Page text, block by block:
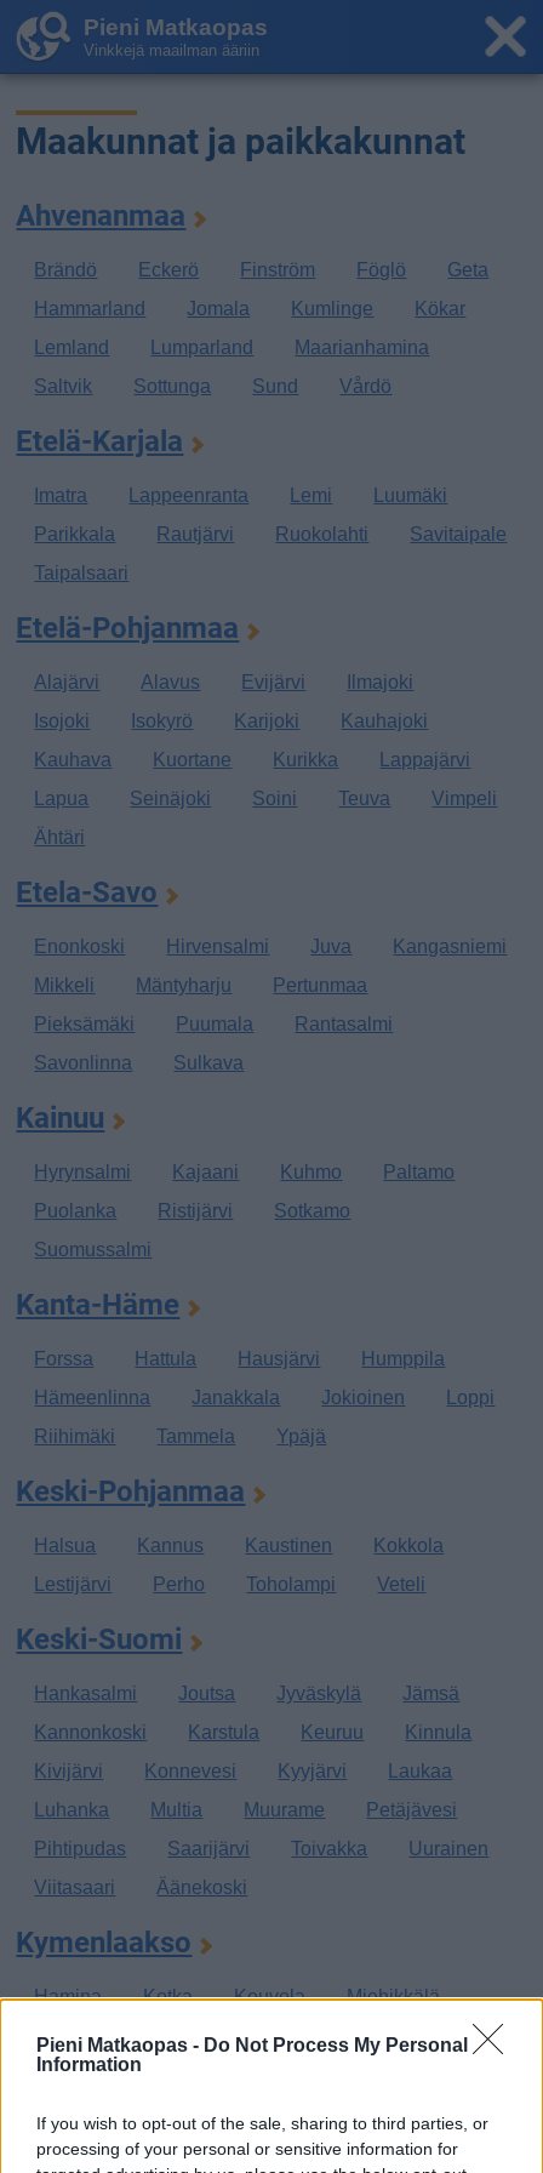
Pieni Matkaopas - Do Not Process My Personal
Information
If you wish to opt-out of the sale, sharing to third parties, or
processing of your personal or sensitive information for
Pieni Matkaopas
Vinkkejä maailman ääriin
Maakunnat ja paikkakunnat
Ahvenanmaa
Brändö Eckerö Finström Föglö
Geta
Hammarland
Jomala Kumlinge
Kökar
Lemland
Lumparland
Maarianhamina
Saltvik
Sottunga Sund Vårdö
Etelä-Karjala
Imatra Lappeenranta Lemi
Luumäki
Parikkala
Rautjärvi Ruokolahti
Savitaipale
Taipalsaari
Etelä-Pohjanmaa
Alajärvi Alavus Evijärvi
Ilmajoki
Isojoki
Isokyrö Karijoki
Kauhajoki
Kauhava
Kuortane Kurikka
Lappajärvi
Lapua
Seinäjoki Soini Teuva
Vimpeli
Ähtäri
Etela-Savo
Enonkoski Hirvensalmi Juva
Kangasniemi
Mikkeli
Mäntyharju
Pertunmaa
Pieksämäki
Puumala
Rantasalmi
Savonlinna
Sulkava
Kainuu
Hyrynsalmi Kajaani Kuhmo
Paltamo
Puolanka
Ristijärvi
Sotkamo
Suomussalmi
Kanta-Häme
Forssa Hattula Hausjärvi
Humppila
Hämeenlinna
Janakkala Jokioinen
Loppi
Riihimäki
Tammela Ypäjä
Keski-Pohjanmaa
Halsua Kannus Kaustinen
Kokkola
Lestijärvi
Perho Toholampi Veteli
Keski-Suomi
Hankasalmi Joutsa Jyväskylä
Jämsä
Kannonkoski
Karstula Keuruu
Kinnula
Kivijärvi
Konnevesi Kyyjärvi
Laukaa
Luhanka
Multia Muurame
Petäjävesi
Pihtipudas
Saarijärvi Toivakka
Uurainen
Viitasaari
Äänekoski
Kymenlaakso
Hamina Kotka Kouvola
Miehikkälä
Pyhtää
Virolahti
Enontekiö Inari Kemi Kemijärvi